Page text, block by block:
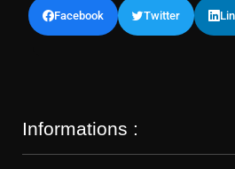
Facebook Twitter
Informations :